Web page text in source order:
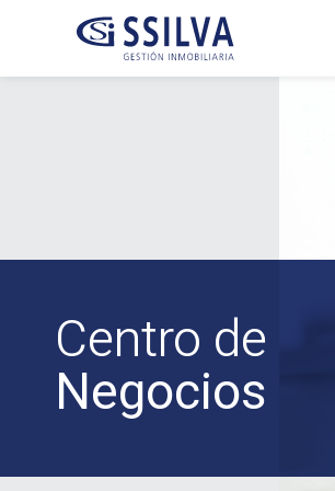
Centro de
Negocios